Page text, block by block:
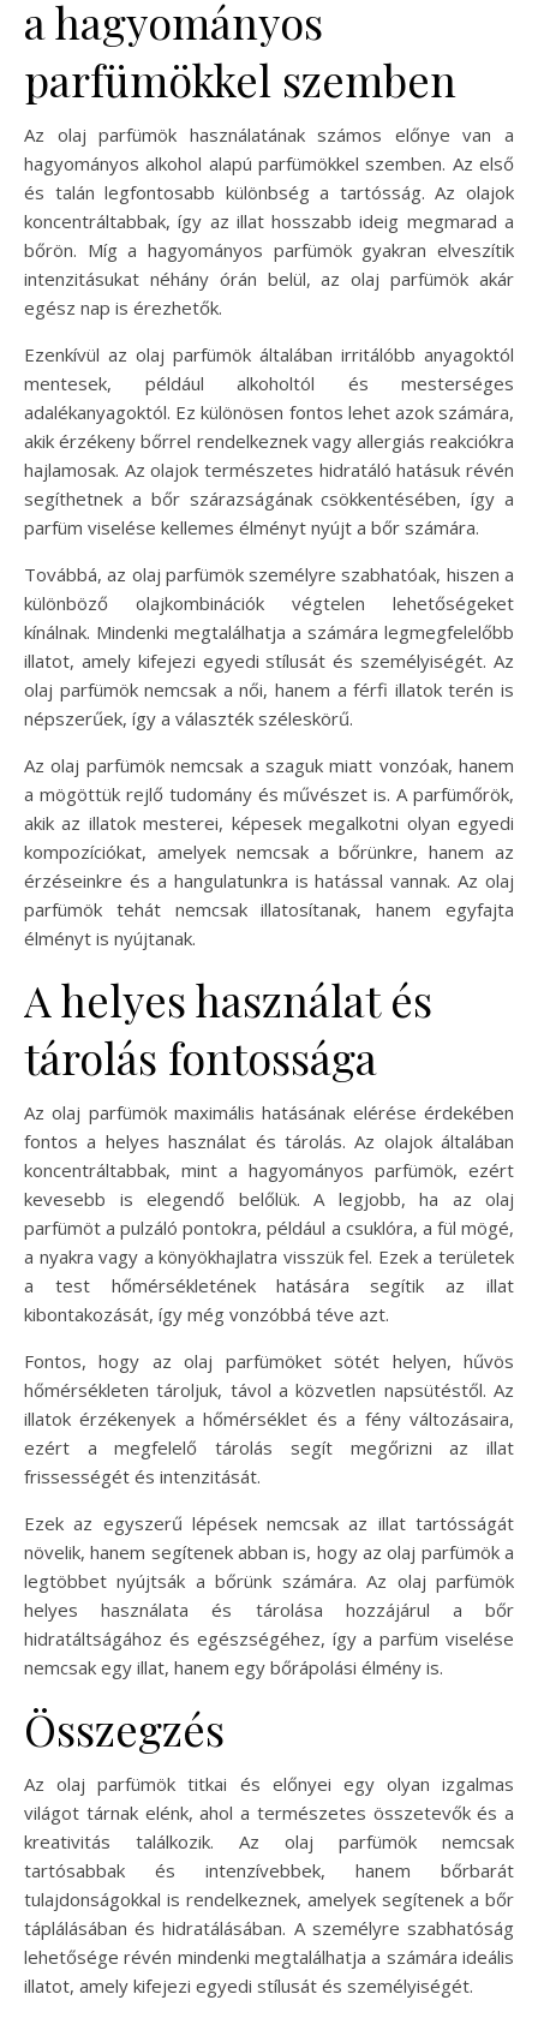
a hagyományos
parfümökkel szemben
Az olaj parfümök használatának számos előnye van a
hagyományos alkohol alapú parfümökkel szemben. Az első
és talán legfontosabb különbség a tartósság. Az olajok
koncentráltabbak, így az illat hosszabb ideig megmarad a
bőrön. Míg a hagyományos parfümök gyakran elveszítik
intenzitásukat néhány órán belül, az olaj parfümök akár
egész nap is érezhetők.
Ezenkívül az olaj parfümök általában irritálóbb anyagoktól
mentesek, például alkoholtól és mesterséges
adalékanyagoktól. Ez különösen fontos lehet azok számára,
akik érzékeny bőrrel rendelkeznek vagy allergiás reakciókra
hajlamosak. Az olajok természetes hidratáló hatásuk révén
segíthetnek a bőr szárazságának csökkentésében, így a
parfüm viselése kellemes élményt nyújt a bőr számára.
Továbbá, az olaj parfümök személyre szabhatóak, hiszen a
különböző olajkombinációk végtelen lehetőségeket
kínálnak. Mindenki megtalálhatja a számára legmegfelelőbb
illatot, amely kifejezi egyedi stílusát és személyiségét. Az
olaj parfümök nemcsak a női, hanem a férfi illatok terén is
népszerűek, így a választék széleskörű.
Az olaj parfümök nemcsak a szaguk miatt vonzóak, hanem
a mögöttük rejlő tudomány és művészet is. A parfümőrök,
akik az illatok mesterei, képesek megalkotni olyan egyedi
kompozíciókat, amelyek nemcsak a bőrünkre, hanem az
érzéseinkre és a hangulatunkra is hatással vannak. Az olaj
parfümök tehát nemcsak illatosítanak, hanem egyfajta
élményt is nyújtanak.
A helyes használat és
tárolás fontossága
Az olaj parfümök maximális hatásának elérése érdekében
fontos a helyes használat és tárolás. Az olajok általában
koncentráltabbak, mint a hagyományos parfümök, ezért
kevesebb is elegendő belőlük. A legjobb, ha az olaj
parfümöt a pulzáló pontokra, például a csuklóra, a fül mögé,
a nyakra vagy a könyökhajlatra visszük fel. Ezek a területek
a test hőmérsékletének hatására segítik az illat
kibontakozását, így még vonzóbbá téve azt.
Fontos, hogy az olaj parfümöket sötét helyen, hűvös
hőmérsékleten tároljuk, távol a közvetlen napsütéstől. Az
illatok érzékenyek a hőmérséklet és a fény változásaira,
ezért a megfelelő tárolás segít megőrizni az illat
frissességét és intenzitását.
Ezek az egyszerű lépések nemcsak az illat tartósságát
növelik, hanem segítenek abban is, hogy az olaj parfümök a
legtöbbet nyújtsák a bőrünk számára. Az olaj parfümök
helyes használata és tárolása hozzájárul a bőr
hidratáltságához és egészségéhez, így a parfüm viselése
nemcsak egy illat, hanem egy bőrápolási élmény is.
Összegzés
Az olaj parfümök titkai és előnyei egy olyan izgalmas
világot tárnak elénk, ahol a természetes összetevők és a
kreativitás találkozik. Az olaj parfümök nemcsak
tartósabbak és intenzívebbek, hanem bőrbarát
tulajdonságokkal is rendelkeznek, amelyek segítenek a bőr
táplálásában és hidratálásában. A személyre szabhatóság
lehetősége révén mindenki megtalálhatja a számára ideális
illatot, amely kifejezi egyedi stílusát és személyiségét.